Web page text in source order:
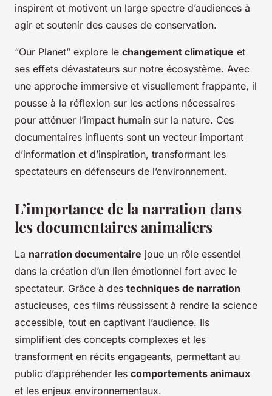
inspirent et motivent un large spectre d’audiences à
agir et soutenir des causes de conservation.
“Our Planet” explore le changement climatique et
ses effets dévastateurs sur notre écosystème. Avec
une approche immersive et visuellement frappante, il
pousse à la réflexion sur les actions nécessaires
pour atténuer l’impact humain sur la nature. Ces
documentaires influents sont un vecteur important
d’information et d’inspiration, transformant les
spectateurs en défenseurs de l’environnement.
L’importance de la narration dans
les documentaires animaliers
La narration documentaire joue un rôle essentiel
dans la création d’un lien émotionnel fort avec le
spectateur. Grâce à des techniques de narration
astucieuses, ces films réussissent à rendre la science
accessible, tout en captivant l’audience. Ils
simplifient des concepts complexes et les
transforment en récits engageants, permettant au
public d’appréhender les comportements animaux
et les enjeux environnementaux.